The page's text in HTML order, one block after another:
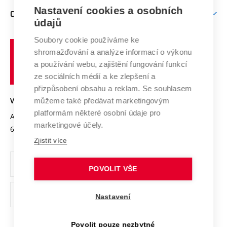
E-přihláška
Doktorské studium
Podpora podnikání
Mezinárodní vědecká rada
Systém zajišťování kvality výzkumu
Výzkumné infrastruktury
Transfer znalostí
Open Science
Projekty
Projekty ze strukturálních fondů
Specifický výzkum
Zahraniční spolupráce
Spolupráce se školami
Služby univerzity
Mezinárodní dohody
Univerzitní sítě
O UNIVERZITĚ
Profil univerzity
Udržitelná univerzita
Podnikavá univerzita / ContriBUTe
Bezpečná univerzita
Vyznamenání
Organizační struktura
Ochrana osobních údajů
odkaz)
učení
technické
VYSOKÉ UČENÍ TECHNICKÉ V BRNĚ
Antonínská 548/1
602 00 Brno
www.vut.cz
vut@vutbr.cz
Nastavení cookies a osobních
údajů
Soubory cookie používáme ke
shromažďování a analýze informací o výkonu
a používání webu, zajištění fungování funkcí
ze sociálních médií a ke zlepšení a
přizpůsobení obsahu a reklam. Se souhlasem
můžeme také předávat marketingovým
platformám některé osobní údaje pro
marketingové účely.
Zjistit více
POVOLIT VŠE
Nastavení
Povolit pouze nezbytné